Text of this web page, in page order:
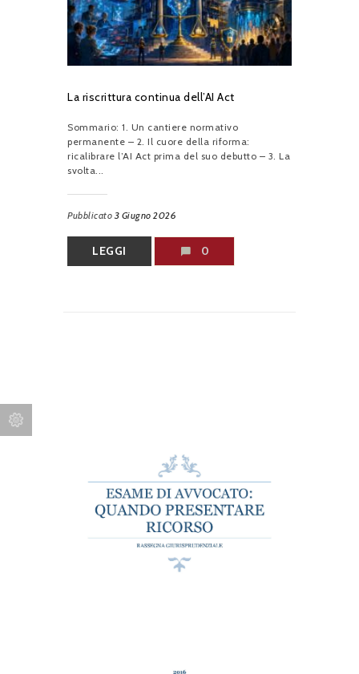
La riscrittura continua dell’AI Act
Sommario: 1. Un cantiere normativo
permanente – 2. Il cuore della riforma:
ricalibrare l’AI Act prima del suo debutto – 3. La
svolta...
Pubblicato 3 Giugno 2026
LEGGI 0